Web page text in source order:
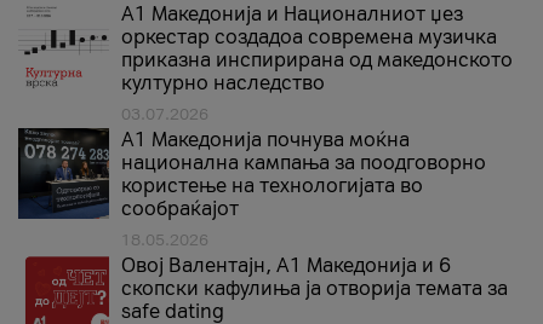
А1 Македонија и Националниот џез
оркестар создадоа современа музичка
приказна инспирирана од македонското
културно наследство
03.07.2026
A1 Македонија почнува моќна
национална кампања за поодговорно
користење на технологијата во
сообраќајот
18.05.2026
Овој Валентајн, A1 Македонија и 6
скопски кафулиња ја отворија темата за
safe dating